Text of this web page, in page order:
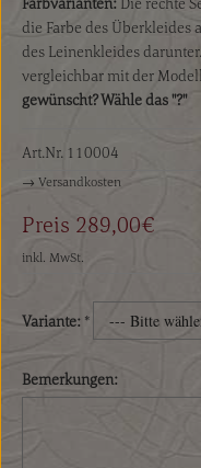
die Farbe des Überkleides
des Leinenkleides
vergleichbar mit der
gewünscht? Wähle das "?"
Art.Nr. 110004
→ Versandkosten
Preis 289,00€
inkl. MwSt.
Variante: *
Bemerkungen: